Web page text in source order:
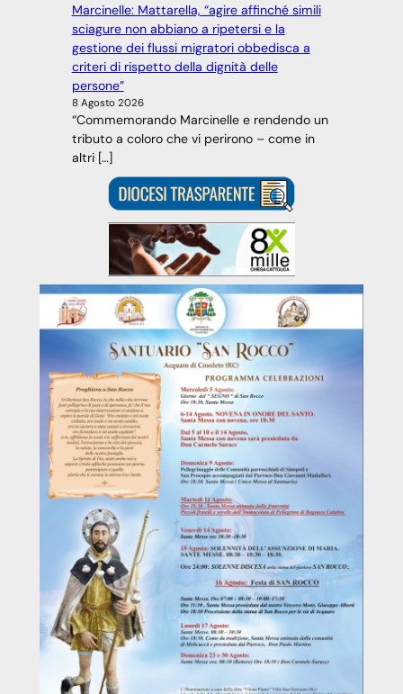
Marcinelle: Mattarella, “agire affinché simili
sciagure non abbiano a ripetersi e la
gestione dei flussi migratori obbedisca a
criteri di rispetto della dignità delle
persone”
8 Agosto 2026
“Commemorando Marcinelle e rendendo un
tributo a coloro che vi perirono – come in
altri […]